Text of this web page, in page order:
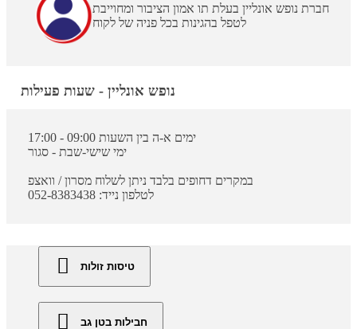
חברת נופש אונליין בעלת תו אמון הציבור ומחוייבת
לטפל בהגינות בכל פניה של לקוח
נופש אונליין - שעות פעילות
ימים א-ה בין השעות 09:00 - 17:00
ימי שישי-שבת - סגור
במקרים דחופים בלבד ניתן לשלוח מסרון / וואצפ
לטלפון נייד: 052-8383438
טיסות זולות
חבילות בטן גב